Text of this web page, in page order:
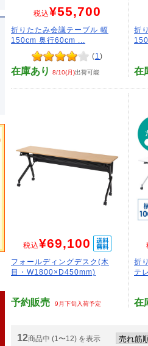
税込¥55,700
折りたたみ会議テーブル 幅
150cm 奥行60cm ...
(1 )
在庫あり 8/10(月)出荷可能
折
在
税込¥69,100
フォールディングデスク(木
目・W1800×D450mm)
予約販売 9月下旬入荷予定
折
テ
在
12商品中 (1〜12) を表示